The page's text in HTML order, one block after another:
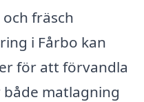
fräsch
i Fårbo kan
för att förvandla
matlagning